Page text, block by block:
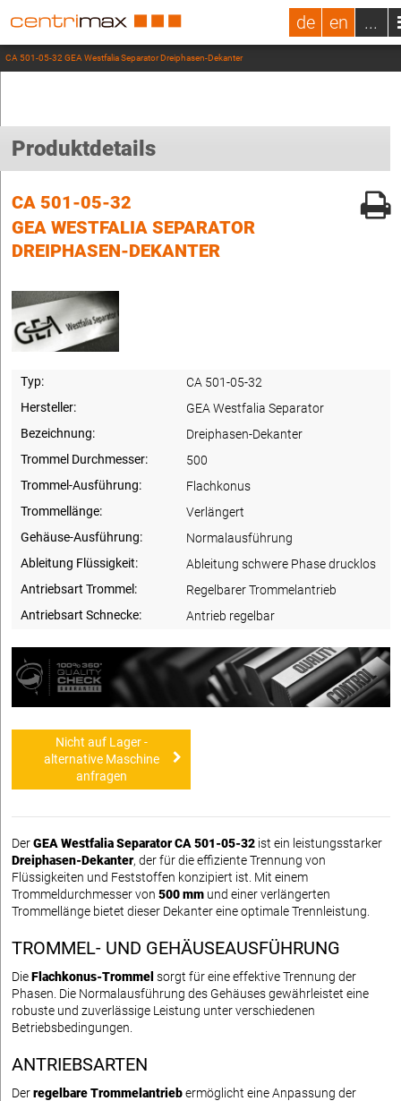
de en ...
CA 501-05-32 GEA Westfalia Separator Dreiphasen-Dekanter
Produktdetails
CA 501-05-32
GEA WESTFALIA SEPARATOR
DREIPHASEN-DEKANTER
Typ:
CA 501-05-32
Hersteller:
GEA Westfalia Separator
Bezeichnung:
Dreiphasen-Dekanter
Trommel Durchmesser:
500
Trommel-Ausführung:
Flachkonus
Trommellänge:
Verlängert
Gehäuse-Ausführung:
Normalausführung
Ableitung Flüssigkeit:
Ableitung schwere Phase drucklos
Antriebsart Trommel:
Regelbarer Trommelantrieb
Antriebsart Schnecke:
Antrieb regelbar
Nicht auf Lager -
alternative Maschine
anfragen
DerGEA Westfalia Separator CA 501-05-32 ist ein leistungsstarker
Dreiphasen-Dekanter, der für die effiziente Trennung von
Flüssigkeiten und Feststoffen konzipiert ist. Mit einem
Trommeldurchmesser von 500 mm und einer verlängerten
Trommellänge bietet dieser Dekanter eine optimale Trennleistung.
TROMMEL- UND GEHÄUSEAUSFÜHRUNG
DieFlachkonus-Trommel sorgt für eine effektive Trennung der
Phasen. Die Normalausführung des Gehäuses gewährleistet eine
robuste und zuverlässige Leistung unter verschiedenen
Betriebsbedingungen.
ANTRIEBSARTEN
Derregelbare Trommelantriebermöglicht eine Anpassung der